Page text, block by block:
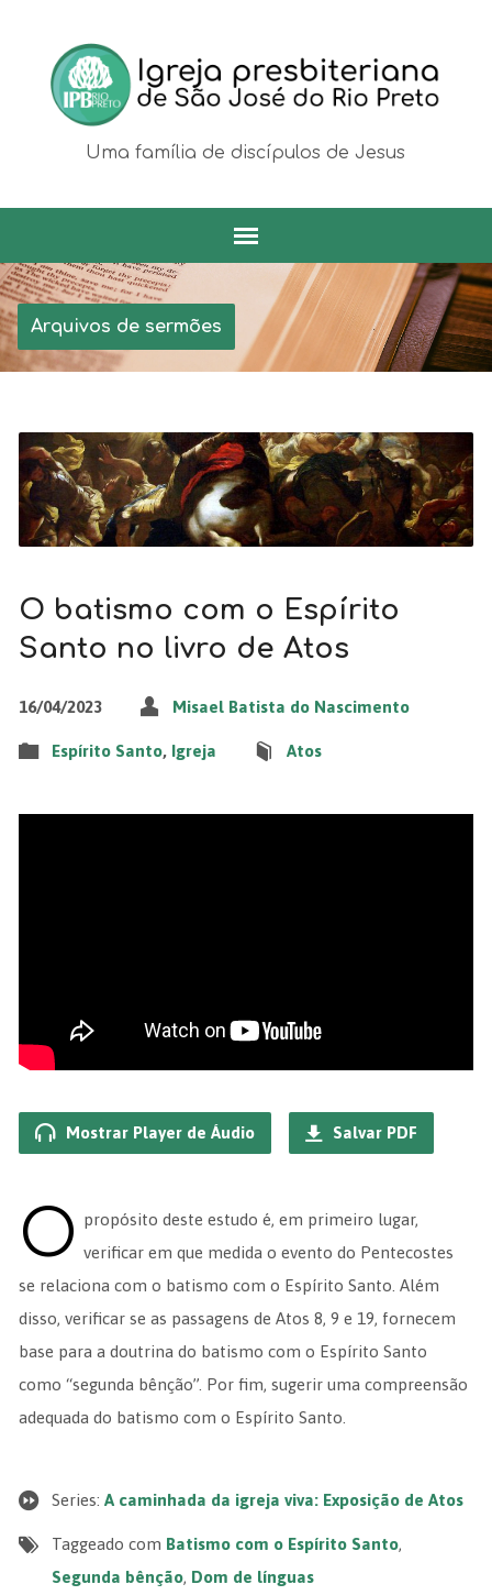
Uma família de discípulos de Jesus
Arquivos de sermões
O batismo com o Espírito
Santo no livro de Atos
16/04/2023 Misael Batista do Nascimento
Espírito Santo, Igreja Atos
Mostrar Player de Áudio Salvar PDF
O propósito deste estudo é, em primeiro lugar,
verificar em que medida o evento do Pentecostes
se relaciona com o batismo com o Espírito Santo. Além
disso, verificar se as passagens de Atos 8, 9 e 19, fornecem
base para a doutrina do batismo com o Espírito Santo
como “segunda bênção”. Por fim, sugerir uma compreensão
adequada do batismo com o Espírito Santo.
Series: A caminhada da igreja viva: Exposição de Atos
Taggeado com Batismo com o Espírito Santo,
Segunda bênção, Dom de línguas